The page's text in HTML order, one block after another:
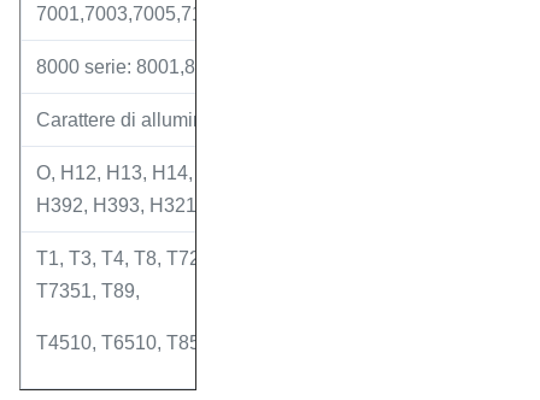
8000 serie:
Carattere di alluminio:
O, H12, H13, H14, H16, H18, H24, H32, H34, H19, H38,
H392, H393, H321
T1, T3, T4, T8, T72, T451, T42, T62, T5, T6, T36, T351,
T7351, T89,
T4510, T6510, T8510, T8511, T4511, T52, T5511, T6511,